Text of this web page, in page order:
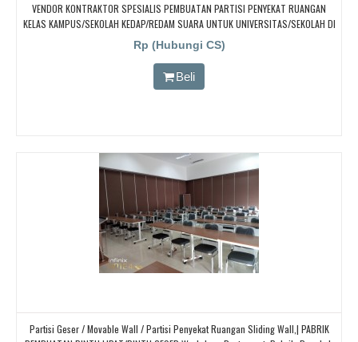
VENDOR KONTRAKTOR SPESIALIS PEMBUATAN PARTISI PENYEKAT RUANGAN
KELAS KAMPUS/SEKOLAH KEDAP/REDAM SUARA UNTUK UNIVERSITAS/SEKOLAH DI
Kalimantan, Sulawsi, Bali, Sumatra
Rp (Hubungi CS)
Beli
Partisi Geser / Movable Wall / Partisi Penyekat Ruangan Sliding Wall,| PABRIK